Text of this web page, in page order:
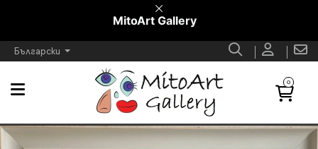
MitoArt Gallery
Български
0